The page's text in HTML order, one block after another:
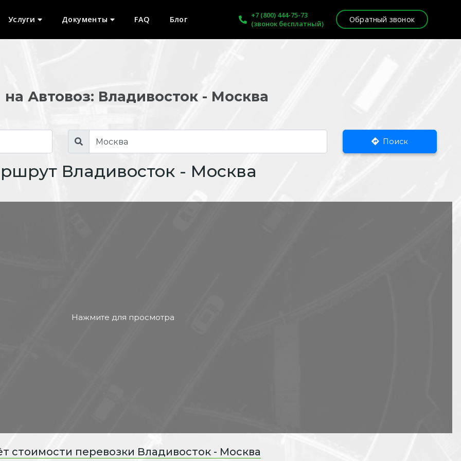
Услуги Документы FAQ Блог
+7 (800) 444-75-73
(звонок бесплатный)
Обратный звонок
Автовоз: Владивосток - Москва
Поиск
Владивосток - Москва
стоимости перевозки Владивосток - Москва